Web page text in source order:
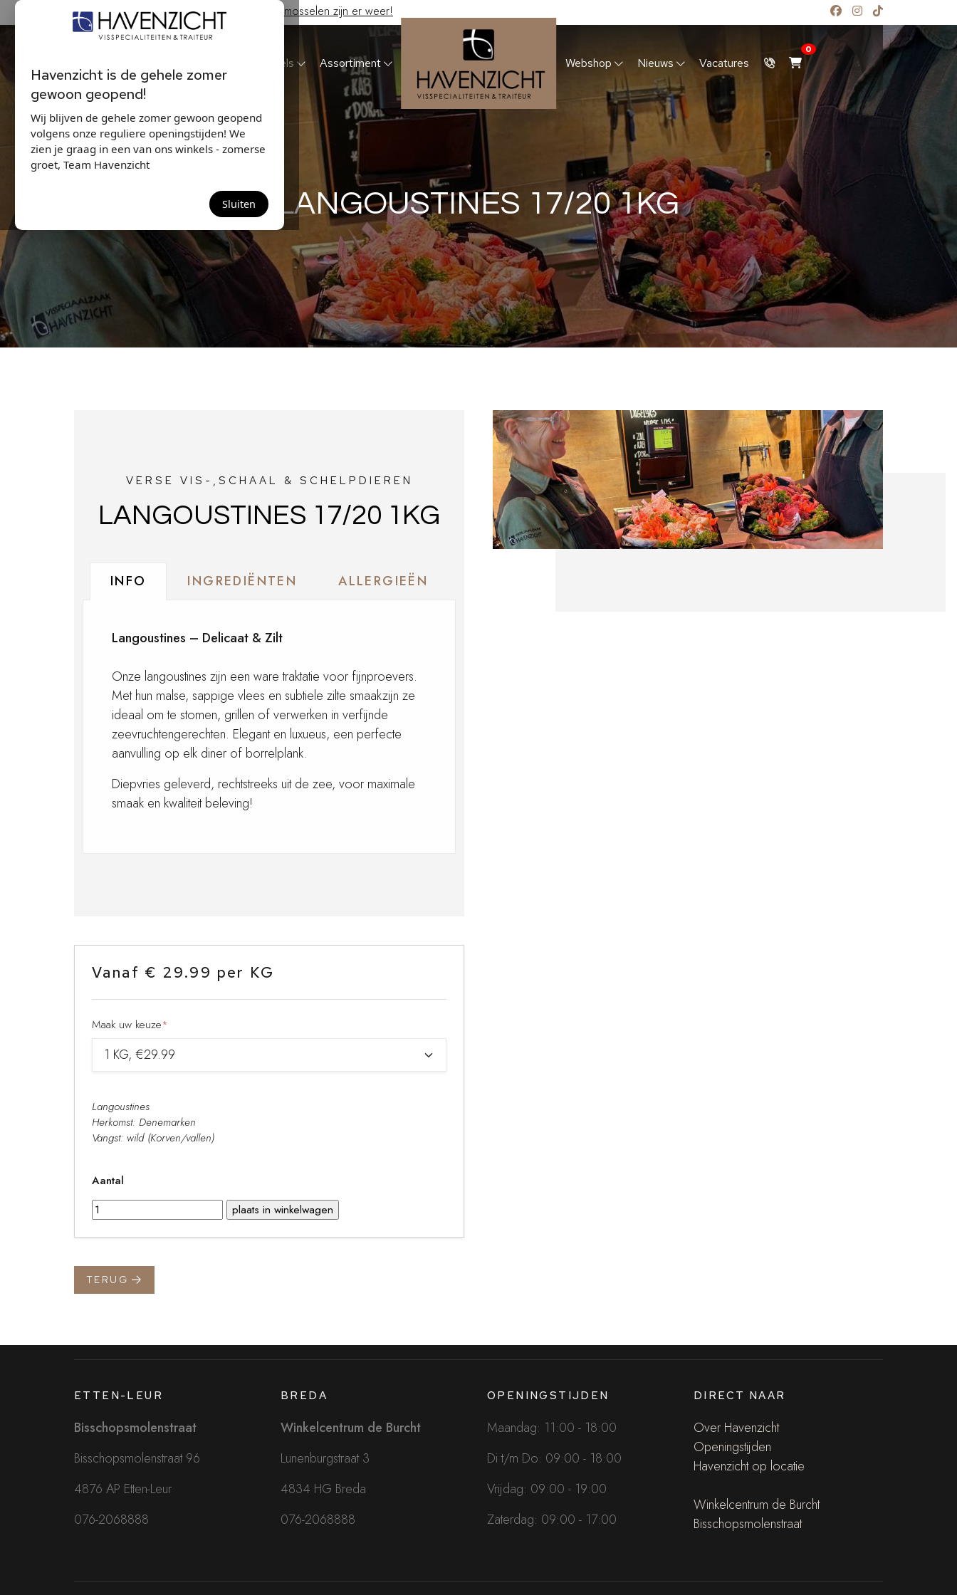
Havenzicht is de gehele zomer
gewoon geopend!
Wij blijven de gehele zomer gewoon geopend
volgens onze reguliere openingstijden! We
zien je graag in een van ons winkels - zomerse
groet, Team Havenzicht
Sluiten
Hollandse Nieuwe & Zeeuwse bodem mosselen zijn er weer!
Winkels Assortiment Webshop Nieuws Vacatures
0
LANGOUSTINES 17/20 1KG
VERSE VIS-,SCHAAL & SCHELPDIEREN
LANGOUSTINES 17/20 1KG
INFO INGREDIËNTEN ALLERGIEËN
Langoustines – Delicaat & Zilt
Onze langoustines zijn een ware traktatie voor fijnproevers.
Met hun malse, sappige vlees en subtiele zilte smaakzijn ze
ideaal om te stomen, grillen of verwerken in verfijnde
zeevruchtengerechten. Elegant en luxueus, een perfecte
aanvulling op elk diner of borrelplank.
Diepvries geleverd, rechtstreeks uit de zee, voor maximale
smaak en kwaliteit beleving!
Vanaf € 29.99 per KG
Maak uw keuze*
Langoustines
Herkomst: Denemarken
Vangst: wild (Korven/vallen)
Aantal
TERUG
ETTEN-LEUR
Bisschopsmolenstraat
Bisschopsmolenstraat 96
4876 AP Etten-Leur
076-2068888
BREDA
Winkelcentrum de Burcht
Lunenburgstraat 3
4834 HG Breda
076-2068888
OPENINGSTIJDEN
Maandag: 11:00 - 18:00
Di t/m Do: 09:00 - 18:00
Vrijdag: 09:00 - 19:00
Zaterdag: 09:00 - 17:00
DIRECT NAAR
Over Havenzicht
Openingstijden
Havenzicht op locatie
Winkelcentrum de Burcht
Bisschopsmolenstraat